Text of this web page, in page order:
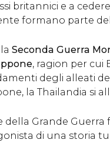
britannici e a
formano parte
Seconda Guerra
, ragion per cui
degli alleati
la Thailandia si
della Grande Guerra
di una storia